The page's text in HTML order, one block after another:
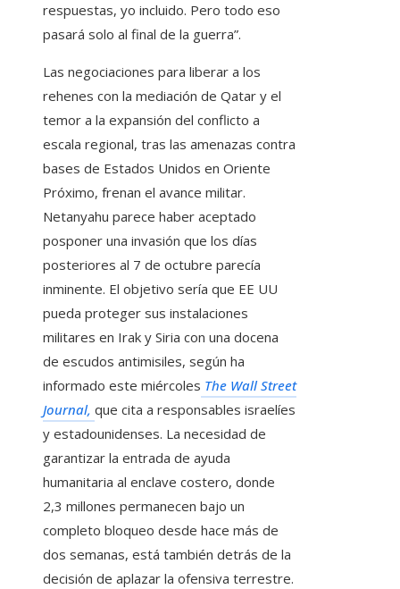
respuestas, yo incluido. Pero todo eso
pasará solo al final de la guerra”.
Las negociaciones para liberar a los
rehenes con la mediación de Qatar y el
temor a la expansión del conflicto a
escala regional, tras las amenazas contra
bases de Estados Unidos en Oriente
Próximo, frenan el avance militar.
Netanyahu parece haber aceptado
posponer una invasión que los días
posteriores al 7 de octubre parecía
inminente. El objetivo sería que EE UU
pueda proteger sus instalaciones
militares en Irak y Siria con una docena
de escudos antimisiles, según ha
informado este miércoles The Wall Street
Journal, que cita a responsables israelíes
y estadounidenses. La necesidad de
garantizar la entrada de ayuda
humanitaria al enclave costero, donde
2,3 millones permanecen bajo un
completo bloqueo desde hace más de
dos semanas, está también detrás de la
decisión de aplazar la ofensiva terrestre.